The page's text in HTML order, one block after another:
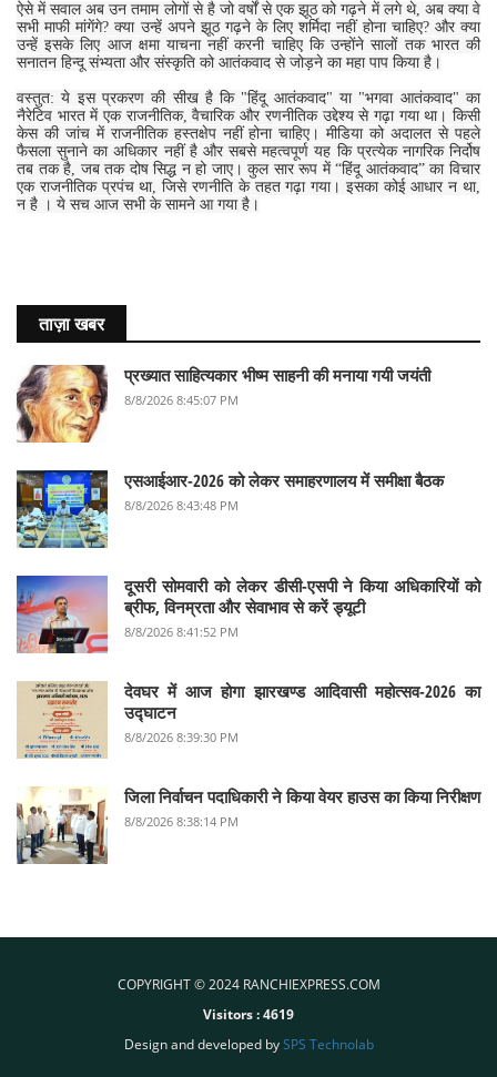
ऐसे में सवाल अब उन तमाम लोगों से है जो वर्षों से एक झूठ को गढ़ने में लगे थे, अब क्‍या वे
सभी माफी मांगेंगे? क्‍या उन्‍हें अपने झूठ गढ़ने के लिए शर्मिदा नहीं होना चाहिए? और क्‍या
उन्‍हें इसके लिए आज क्षमा याचना नहीं करनी चाहिए कि उन्‍होंने सालों तक भारत की
सनातन हिन्‍दू संभ्‍यता और संस्‍कृति को आतंकवाद से जोड़ने का महा पाप किया है।
वस्‍तुत: ये इस प्रकरण की सीख है कि "हिंदू आतंकवाद" या "भगवा आतंकवाद" का
नैरेटिव भारत में एक राजनीतिक, वैचारिक और रणनीतिक उद्देश्य से गढ़ा गया था। किसी
केस की जांच में राजनीतिक हस्तक्षेप नहीं होना चाहिए। मीडिया को अदालत से पहले
फैसला सुनाने का अधिकार नहीं है और सबसे महत्वपूर्ण यह कि प्रत्येक नागरिक निर्दोष
तब तक है, जब तक दोष सिद्ध न हो जाए। कुल सार रूप में “हिंदू आतंकवाद” का विचार
एक राजनीतिक प्रपंच था, जिसे रणनीति के तहत गढ़ा गया। इसका कोई आधार न था,
न है । ये सच आज सभी के सामने आ गया है।
ताज़ा खबर
प्रख्यात साहित्यकार भीष्म साहनी की मनाया गयी जयंती
8/8/2026 8:45:07 PM
एसआईआर-2026 को लेकर समाहरणालय में समीक्षा बैठक
8/8/2026 8:43:48 PM
दूसरी सोमवारी को लेकर डीसी-एसपी ने किया अधिकारियों को
ब्रीफ, विनम्रता और सेवाभाव से करें ड्यूटी
8/8/2026 8:41:52 PM
देवघर में आज होगा झारखण्ड आदिवासी महोत्सव-2026 का
उद्घाटन
8/8/2026 8:39:30 PM
जिला निर्वाचन पदाधिकारी ने किया वेयर हाउस का किया निरीक्षण
8/8/2026 8:38:14 PM
COPYRIGHT © 2024 RANCHIEXPRESS.COM
Visitors :4619
Design and developed bySPS Technolab